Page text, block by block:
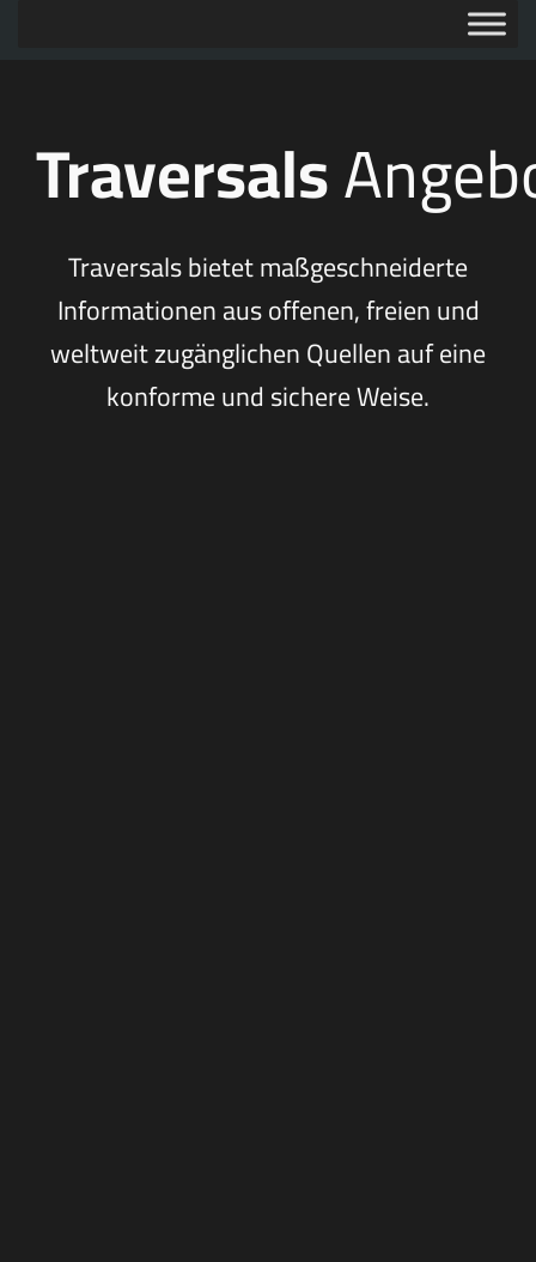
Traversals
Traversals bietet maßgeschneiderte
Informationen aus offenen, freien und
weltweit zugänglichen Quellen auf eine
konforme und sichere Weise.